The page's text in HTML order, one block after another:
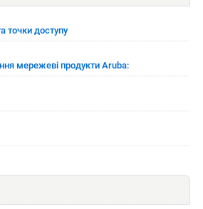
точки доступу
мережеві продукти Aruba: